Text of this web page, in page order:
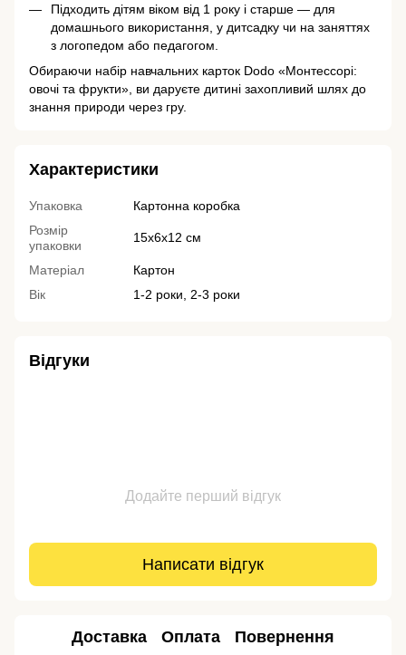
Підходить дітям віком від 1 року і старше — для
домашнього використання, у дитсадку чи на заняттях
з логопедом або педагогом.
Обираючи набір навчальних карток Dodo «Монтессорі:
овочі та фрукти», ви даруєте дитині захопливий шлях до
знання природи через гру.
Характеристики
Упаковка
Картонна коробка
Розмір
упаковки
15х6х12 см
Матеріал
Картон
Вік
1-2 роки, 2-3 роки
Відгуки
Додайте перший відгук
Написати відгук
Доставка Оплата Повернення